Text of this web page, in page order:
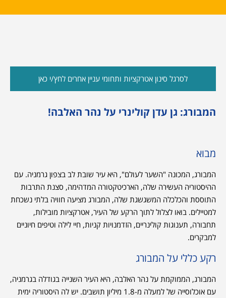
לסרגל סינון אטרקציות ותחומי עניין אחרים לחץ/י כאן
המבורג: גן עדן קולינרי על נהר האלבה!
מבוא
המבורג, המכונה "השער לעולם", היא עיר שובת לב בצפון גרמניה. עם
ההיסטוריה העשירה שלה, הארכיטקטורה המדהימה, סצנת התרבות
התוססת והכלכלה המשגשגת שלה, המבורג מציעה חוויה בלתי נשכחת
למטיילים. בואו לצלול לתוך הרקע של העיר, אטרקציות מובילות,
תחבורה, תענוגות קולינריים, הזדמנויות קניות, חיי לילה וטיפים חיוניים
למבקרים.
רקע כללי על המבורג
המבורג, הממוקמת על נהר האלבה, היא העיר השנייה בגודלה בגרמניה,
עם אוכלוסייה של למעלה מ-1.8 מיליון תושבים. יש לה היסטוריה ימית